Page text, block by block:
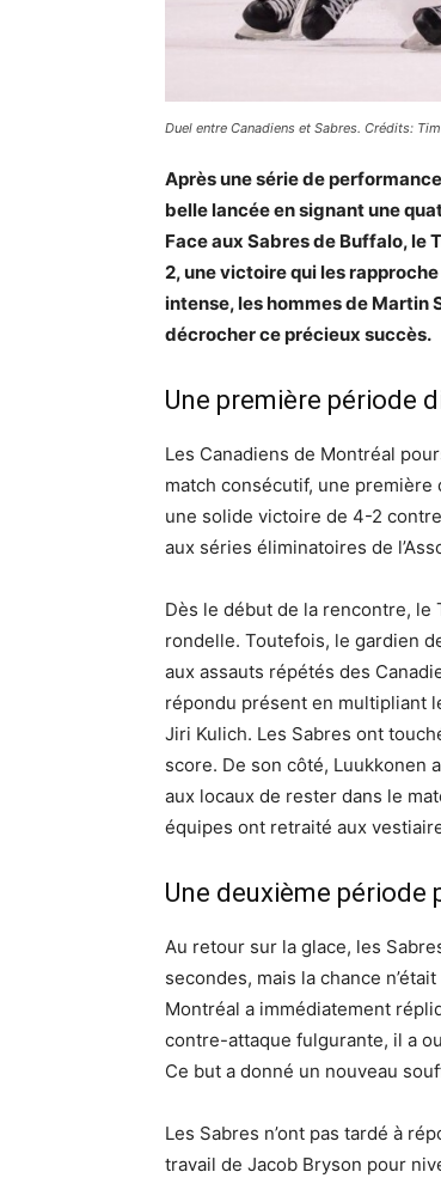
Duel entre Canadiens et Sabres. Crédits:
Après une série de
belle lancée en signant une
Face aux Sabres de Buffalo, le
2, une victoire qui les
intense, les hommes de Martin
décrocher ce précieux succès.
Une première période
Les Canadiens de Montréal
match consécutif, une première
une solide victoire de 4-2
aux séries éliminatoires de
Dès le début de la rencontre,
rondelle. Toutefois, le gardien
aux assauts répétés des
répondu présent en multipliant
Jiri Kulich. Les Sabres ont
score. De son côté, Luukkonen
aux locaux de rester dans le
équipes ont retraité aux
Une deuxième période
Au retour sur la glace, les
secondes, mais la chance
Montréal a immédiatement
contre-attaque fulgurante, il a
Ce but a donné un nouveau
Les Sabres n’ont pas tardé à
travail de Jacob Bryson pour